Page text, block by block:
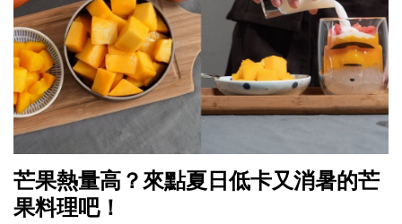
芒果熱量高？來點夏日低卡又消暑的芒
果料理吧！